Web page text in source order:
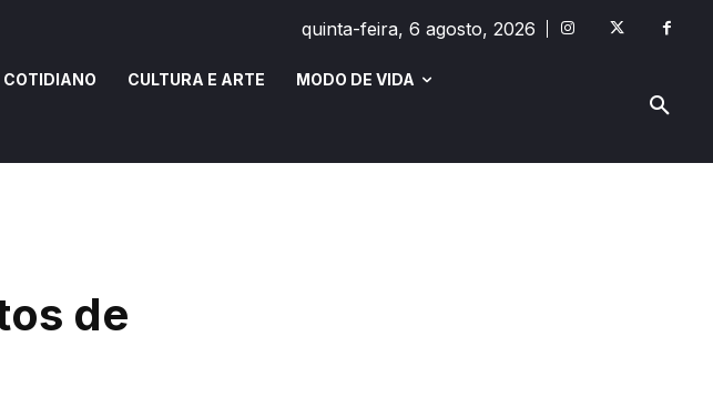
quinta-feira, 6 agosto, 2026
COTIDIANO CULTURA E ARTE MODO DE VIDA
de